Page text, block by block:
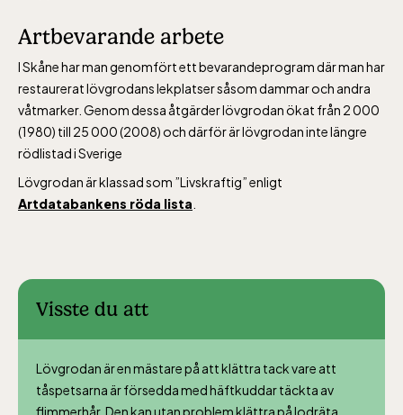
Artbevarande arbete
I Skåne har man genomfört ett bevarandeprogram där man har
restaurerat lövgrodans lekplatser såsom dammar och andra
våtmarker. Genom dessa åtgärder lövgrodan ökat från 2 000
(1980) till 25 000 (2008) och därför är lövgrodan inte längre
rödlistad i Sverige
Lövgrodan är klassad som ”Livskraftig” enligt
Artdatabankens röda lista
Visste du att
Lövgrodan är en mästare på att klättra tack vare att
tåspetsarna är försedda med häftkuddar täckta av
flimmerhår. Den kan utan problem klättra på lodräta
alla dagar 10-16, maj-september 10-18,
oktober-december vardagar 10-15 helger
10-16
Bergbanan
öppet under
dagligen.
Bergbanan kostar